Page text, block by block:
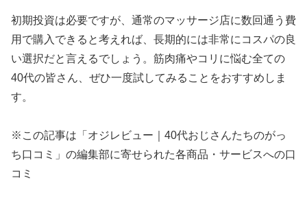
初期投資は必要ですが、通常のマッサージ店に数回通う費
用で購入できると考えれば、長期的には非常にコスパの良
い選択だと言えるでしょう。筋肉痛やコリに悩む全ての
40代の皆さん、ぜひ一度試してみることをおすすめしま
す。
※この記事は「オジレビュー｜40代おじさんたちのがっ
ち口コミ」の編集部に寄せられた各商品・サービスへの口
コミ